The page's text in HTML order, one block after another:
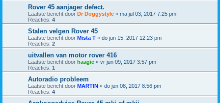
Rover 45 aanjager defect.
Laatste bericht door Dr Doggystyle « ma jul 03, 2017 7:25 pm
Reacties: 4
Stalen velgen Rover 45
Laatste bericht door Mista T « do jun 15, 2017 12:23 pm
Reacties: 2
uitvallen van motor rover 416
Laatste bericht door haagie « vr jun 09, 2017 3:57 pm
Reacties: 1
Autoradio probleem
Laatste bericht door MARTIN « do jun 08, 2017 8:56 pm
Reacties: 4